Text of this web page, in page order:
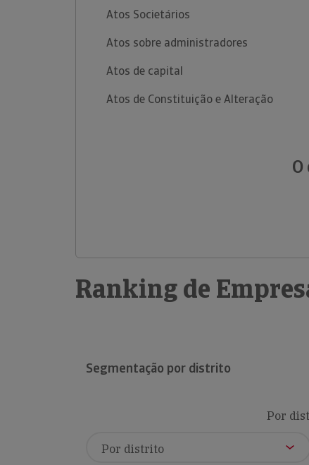
Atos Societários
Atos sobre administradores
Atos de capital
Atos de Constituição e Alteração
Ranking de
Segmentação por distrito
Por